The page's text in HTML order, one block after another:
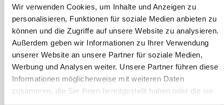
Wir verwenden Cookies, um Inhalte und Anzeigen zu
personalisieren, Funktionen für soziale Medien anbieten zu
können und die Zugriffe auf unsere Website zu analysieren.
Außerdem geben wir Informationen zu Ihrer Verwendung
unserer Website an unsere Partner für soziale Medien,
Werbung und Analysen weiter. Unsere Partner führen diese
Informationen möglicherweise mit weiteren Daten
zusammen, die Sie ihnen bereitgestellt haben oder die sie
Entgelttransparenz ist Teil eines allgemeinen
weltweiten Trends zu mehr Transparenz und
Gleichheit bei der Vergütung. Ähnliche
Regelungen werden auch in anderen Ländern
außerhalb der EU bereits erwogen oder
umgesetzt, darunter im Vereinigten Königreich
und in den USA.